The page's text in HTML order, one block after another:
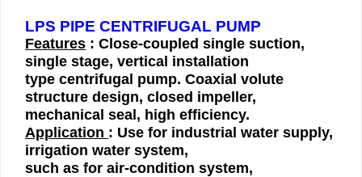
Document
About
Us
Contact
Us
LPS PIPE CENTRIFUGAL PUMP
Features : Close-coupled single suction,
single stage, vertical installation
type centrifugal pump. Coaxial volute
structure design, closed impeller,
mechanical seal, high efficiency.
Application : Use for industrial water supply,
irrigation water system,
such as for air-condition system,